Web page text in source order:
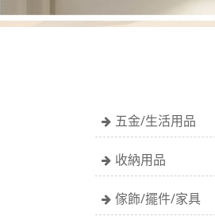
五金/生活用品
收納用品
傢飾/擺件/家具